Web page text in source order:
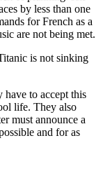
by less than one
for French as a
are not being met.
is not sinking
have to accept this
life. They also
must announce a
and for as